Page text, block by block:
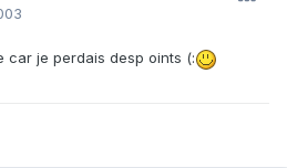
car je perdais desp oints (: